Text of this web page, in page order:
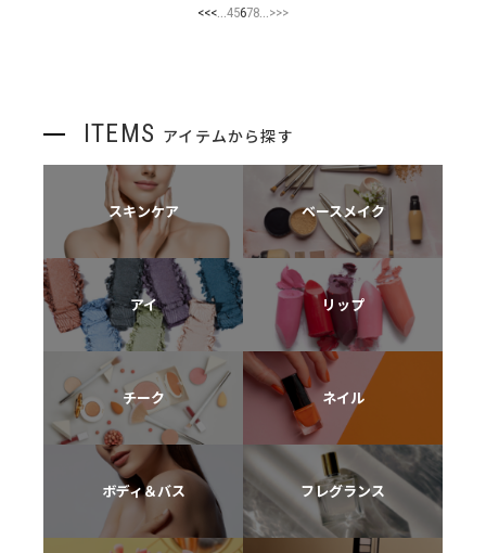
<<<...45678...>>>
ITEMS アイテムから探す
スキンケア ベースメイク
アイ リップ
チーク ネイル
ボディ＆バス フレグランス